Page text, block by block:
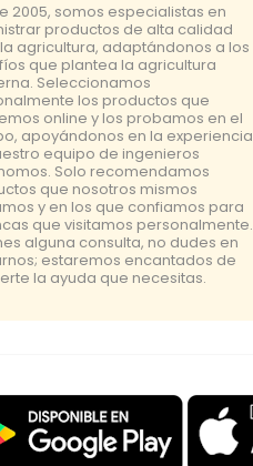
2005, somos especialistas en
productos de alta calidad
agricultura, adaptándonos a los
que plantea la agricultura
Seleccionamos
los productos que
online y los probamos en el
apoyándonos en la experiencia
equipo de ingenieros
Solo recomendamos
que nosotros mismos
y en los que confiamos para
que visitamos personalmente.
alguna consulta, no dudes en
estaremos encantados de
la ayuda que necesitas.